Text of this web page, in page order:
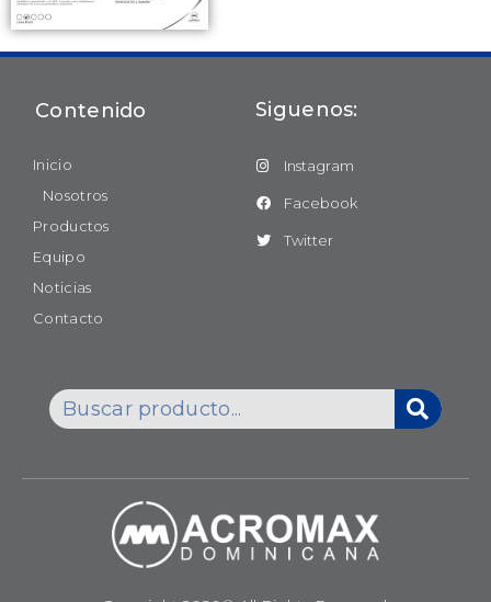
Contenido
Inicio
Nosotros
Productos
Equipo
Noticias
Contacto
Siguenos:
Instagram
Facebook
Twitter